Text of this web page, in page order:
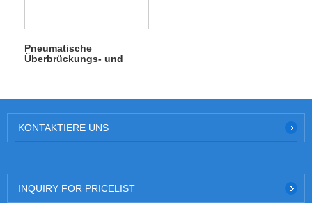
Pneumatische
Überbrückungs- und
KONTAKTIERE UNS
INQUIRY FOR PRICELIST